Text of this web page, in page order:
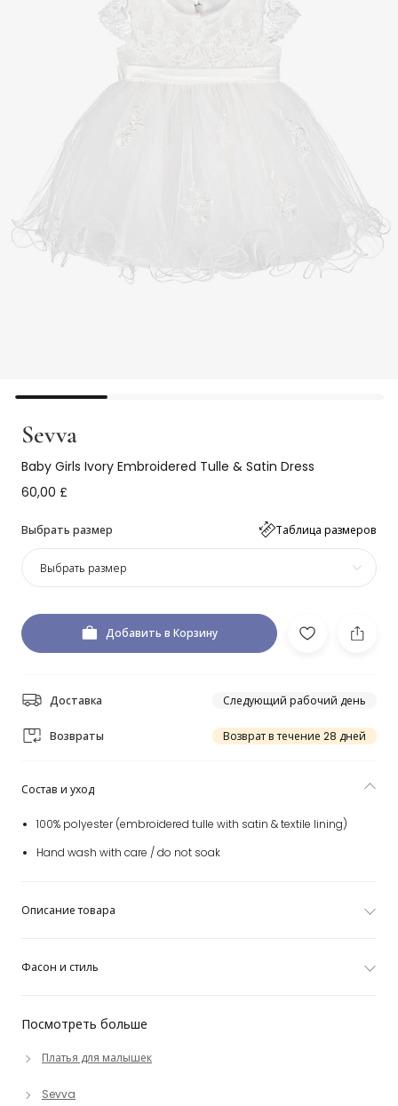
Sevva
Baby Girls Ivory Embroidered Tulle & Satin Dress
60,00 £
Выбрать размер Таблица размеров
Выбрать размер
Добавить в Корзину
Доставка Следующий рабочий день
Возвраты Возврат в течение 28 дней
Посмотреть больше
Платья для малышек
Sevva
Состав и уход
100% polyester (embroidered tulle with satin & textile lining)
Hand wash with care / do not soak
Описание товара
Фасон и стиль